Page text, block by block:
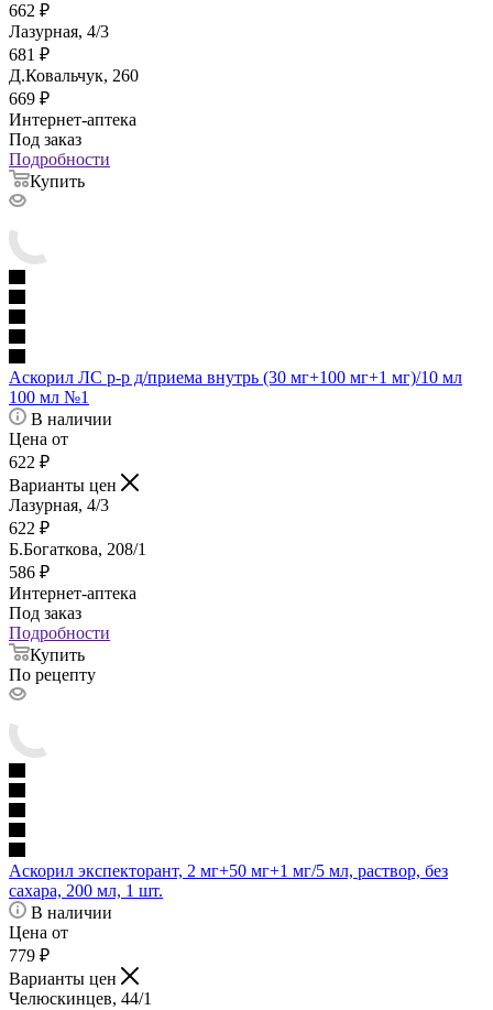
662 ₽
Лазурная, 4/3
681 ₽
Д.Ковальчук, 260
669 ₽
Интернет-аптека
Под заказ
Подробности
Купить
Аскорил ЛС р-р д/приема внутрь (30 мг+100 мг+1 мг)/10 мл
100 мл №1
В наличии
Цена от
622 ₽
Варианты цен
Лазурная, 4/3
622 ₽
Б.Богаткова, 208/1
586 ₽
Интернет-аптека
Под заказ
Подробности
Купить
По рецепту
Аскорил экспекторант, 2 мг+50 мг+1 мг/5 мл, раствор, без
сахара, 200 мл, 1 шт.
В наличии
Цена от
779 ₽
Варианты цен
Челюскинцев, 44/1